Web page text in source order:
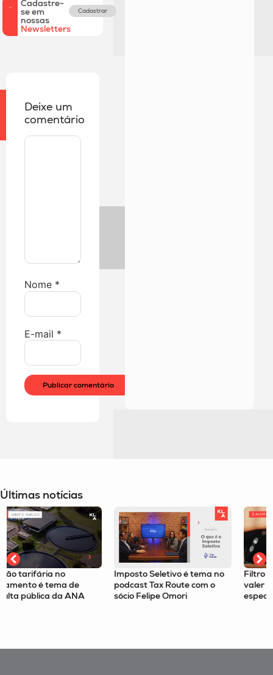
Cadastre-
se em
nossas
Newsletters
Cadastrar
Deixe um
comentário
Nome *
E-mail *
Últimas notícias
Imposto Seletivo é tema no
podcast Tax Route com o
sócio Felipe Omori
Filtro da relevância passa a
valer para recursos
especiais no STJ